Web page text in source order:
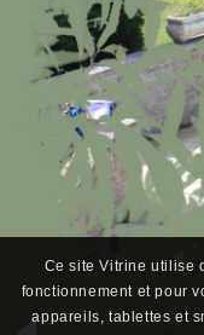
Ce site Vitrine utilise
fonctionnement et pour
appareils, tablettes et